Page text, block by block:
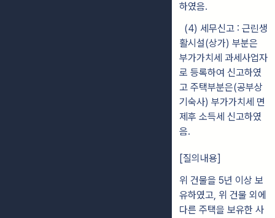
하였음.
(4) 세무신고 : 근린생
활시설(상가) 부분은
부가가치세 과세사업자
로 등록하여 신고하였
고 주택부분은(공부상
기숙사) 부가가치세 면
제후 소득세 신고하였
음.
[질의내용]
위 건물을 5년 이상 보
유하였고, 위 건물 외에
다른 주택을 보유한 사